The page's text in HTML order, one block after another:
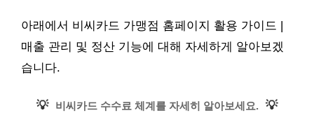
아래에서 비씨카드 가맹점 홈페이지 활용 가이드 |
매출 관리 및 정산 기능에 대해 자세하게 알아보겠
습니다.
💡 비씨카드 수수료 체계를 자세히 알아보세요. 💡